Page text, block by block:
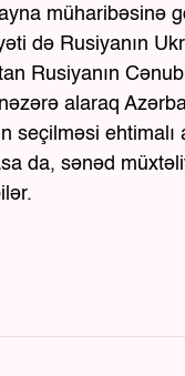
müharibəsinə
də Rusiyanın
Rusiyanın
alaraq
seçilməsi
da, sənəd